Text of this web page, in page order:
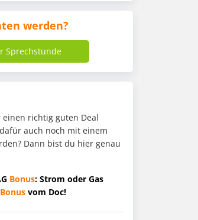
werden?
Sprechstunde
richtig guten Deal
auch noch mit einem
Dann bist du hier genau
Bonus: Strom oder Gas
Bonus vom Doc!